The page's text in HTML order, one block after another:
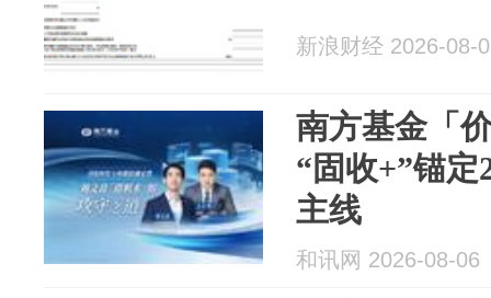
新浪财经 2026-08-
南方基金「
“固收+”锚定
主线
和讯网 2026-08-06